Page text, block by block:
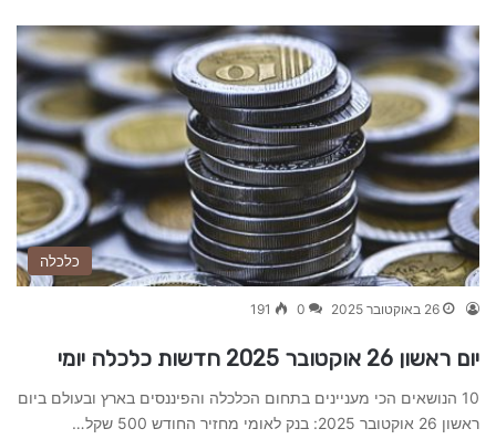
כלכלה
26 באוקטובר 2025 0
191
יום ראשון 26 אוקטובר 2025 חדשות כלכלה יומי
10 הנושאים הכי מעניינים בתחום הכלכלה והפיננסים בארץ ובעולם ביום
ראשון 26 אוקטובר 2025: בנק לאומי מחזיר החודש 500 שקל…